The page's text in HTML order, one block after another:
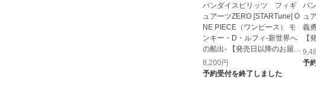
バンダイスピリッツ フィギ
ュアーツZERO [STARTune] O
NE PIECE（ワンピース） モ
ンキー・D・ルフィ-新世界へ
の船出- 【発売日以降のお届
け】
8,200円
予約受付を終了しました
バ
ュ
義
【
予